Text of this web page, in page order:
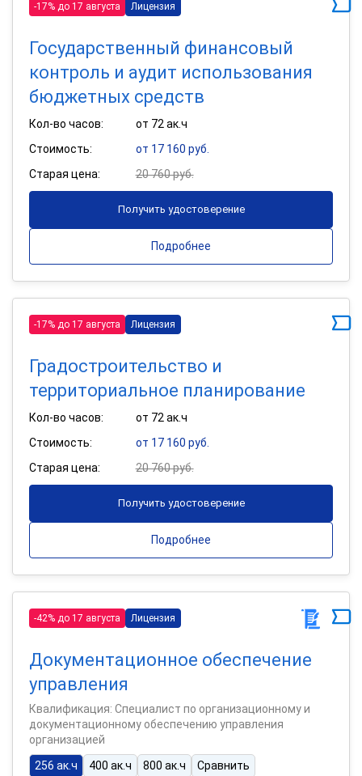
-17% до 17 августа Лицензия
Государственный финансовый
контроль и аудит использования
бюджетных средств
Кол-во часов:
от 72 ак.ч
Стоимость:
от 17 160 руб.
Старая цена:
20 760 руб.
Получить удостоверение
Подробнее
-17% до 17 августа Лицензия
Градостроительство и
территориальное планирование
Кол-во часов:
от 72 ак.ч
Стоимость:
от 17 160 руб.
Старая цена:
20 760 руб.
Получить удостоверение
Подробнее
-42% до 17 августа Лицензия
Документационное обеспечение
управления
Квалификация: Специалист по организационному и
документационному обеспечению управления
организацией
256 ак.ч
400 ак.ч 800 ак.ч Сравнить